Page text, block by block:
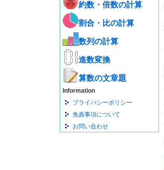
約数・倍数の計算
割合・比の計算
数列の計算
進数変換
算数の文章題
Information
プライバシーポリシー
免責事項について
お問い合わせ